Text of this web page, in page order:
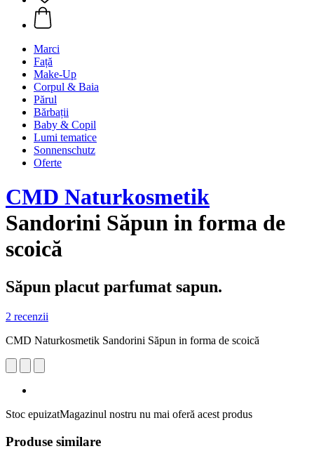
Marci
Față
Make-Up
Corpul & Baia
Părul
Bărbații
Baby & Copil
Lumi tematice
Sonnenschutz
Oferte
CMD Naturkosmetik
Sandorini Săpun in forma de
scoică
Săpun placut parfumat sapun.
2 recenzii
CMD Naturkosmetik Sandorini Săpun in forma de scoică
Stoc epuizatMagazinul nostru nu mai oferă acest produs
Produse similare